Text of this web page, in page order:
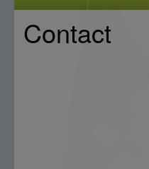
DISCLAIMER ADVERTEREN
Contact